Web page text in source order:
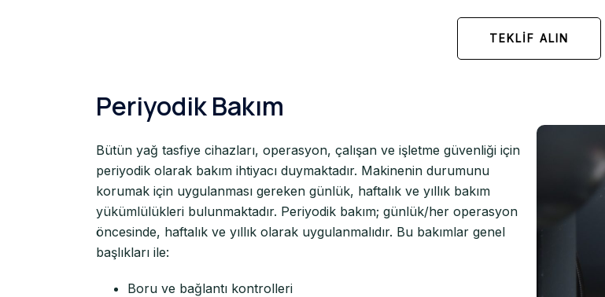
TEKLİF ALIN
Periyodik Bakım
Bütün yağ tasfiye cihazları, operasyon, çalışan ve işletme güvenliği için
periyodik olarak bakım ihtiyacı duymaktadır. Makinenin durumunu
korumak için uygulanması gereken günlük, haftalık ve yıllık bakım
yükümlülükleri bulunmaktadır. Periyodik bakım; günlük/her operasyon
öncesinde, haftalık ve yıllık olarak uygulanmalıdır. Bu bakımlar genel
başlıkları ile:
Boru ve bağlantı kontrolleri